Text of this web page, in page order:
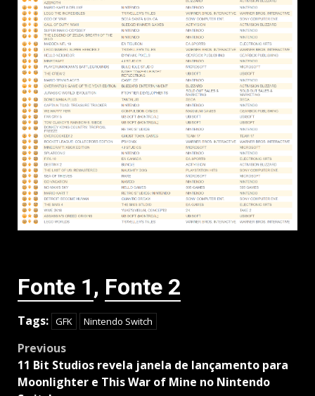
Fonte 1, Fonte 2
Tags: GFK Nintendo Switch
Post
navigation
Previous
11 Bit Studios revela janela de lançamento para
Moonlighter e This War of Mine no Nintendo